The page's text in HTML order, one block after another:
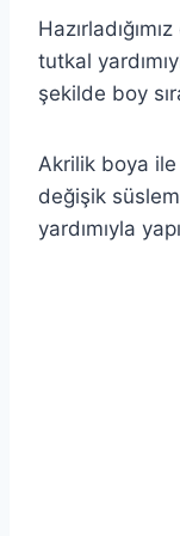
tutkal
şekilde boy
Akrilik boya ile
değişik
yardımıyla